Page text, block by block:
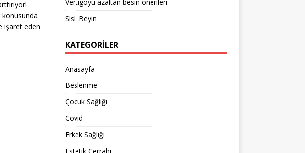
konusunda
işaret eden
Vertigoyu azaltan besin önerileri
Sisli Beyin
KATEGORILER
Anasayfa
Beslenme
Çocuk Sağlığı
Covid
Erkek Sağlığı
Estetik Cerrahi